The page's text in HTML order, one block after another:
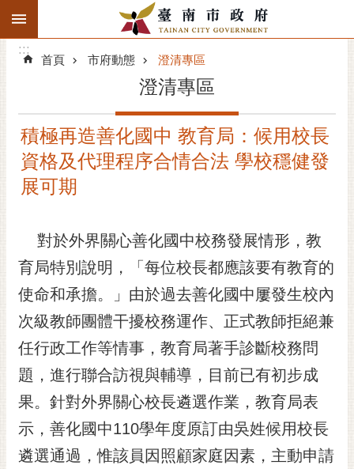
跳到主要內容區塊
搜
階
精彩府城
市府動態
市政資訊
市民互動
黃
偉
哲
光
:::
:::
首頁 市府動態 澄清專區
澄清專區
積極再造善化國中 教育局：候用校長
資格及代理程序合情合法 學校穩健發
展可期
對於外界關心善化國中校務發展情形，教
育局特別說明，「每位校長都應該要有教育的
使命和承擔。」由於過去善化國中屢發生校內
次級教師團體干擾校務運作、正式教師拒絕兼
任行政工作等情事，教育局著手診斷校務問
題，進行聯合訪視與輔導，目前已有初步成
果。針對外界關心校長遴選作業，教育局表
示，善化國中110學年度原訂由吳姓候用校長
遴選通過，惟該員因照顧家庭因素，主動申請